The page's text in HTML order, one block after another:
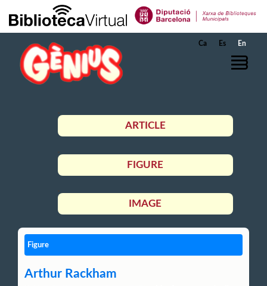
Skip to Main Content
Ca Es En
ARTICLE
FIGURE
IMAGE
Figure
Arthur Rackham